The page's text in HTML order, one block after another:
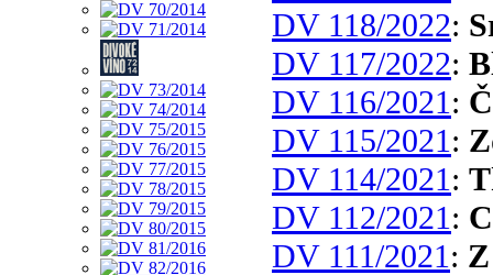
DV 118/2022:
DV 117/2022:
DV 116/2021:
DV 115/2021:
DV 114/2021:
DV 112/2021:
DV 111/2021: